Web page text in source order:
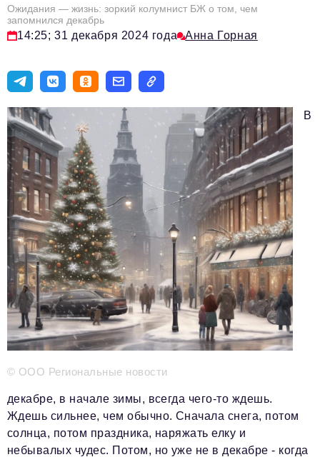
Стиль жизни
Туризм
ОПК
Эксперты
Авторские материалы
Видео
Телефон редакции:+7 495 727-01-67
Электронные почты редакции:
Информационный отдел
info@business-magazine.online
Отдел рекламы
reklama@business-magazine.online
Отдел распространения/редакционная подписка
podpiska@business-magazine.online
partner@business-magazine.online
Ожидания — жизнь: зоркий колумнист БЖ о том, чем
запомнился декабрь
14:25; 31 декабря 2024 года Анна Горная
© ООО Региональные новости
В
декабре, в начале зимы, всегда чего-то ждешь.
Ждешь сильнее, чем обычно. Сначала снега, потом
солнца, потом праздника, наряжать елку и
небывалых чудес. Потом, но уже не в декабре - когда